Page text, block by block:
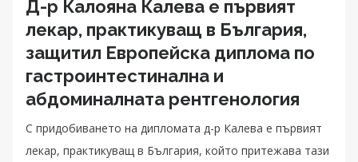
Д-р Калояна Калева е първият
лекар, практикуващ в България,
защитил Европейска диплома по
гастроинтестинална и
абдоминалната рентгенология
С придобиването на дипломата д-р Калева е първият
лекар, практикуващ в България, който притежава тази